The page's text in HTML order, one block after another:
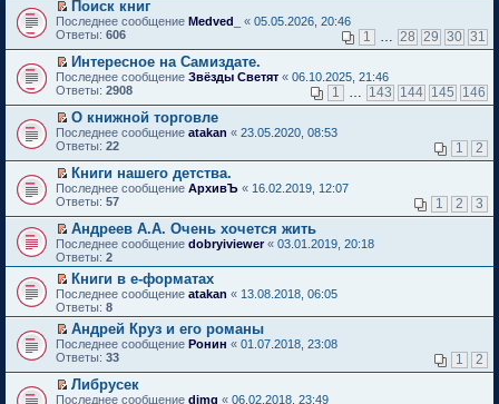
е
п
р
о
ч
и
т
а
н
н
о
м
у
с
о
о
б
щ
е
н
и
ю
р
в
о
м
у
н
е
п
р
о
ч
и
т
а
н
н
о
м
у
с
о
о
б
щ
е
н
и
ю
й
т
и
к
п
е
р
в
о
м
у
н
е
п
р
о
ч
и
т
а
н
н
о
м
у
с
о
о
б
П
е
е
й
т
и
к
п
е
р
в
о
м
у
н
е
п
р
о
ч
и
т
а
н
н
о
м
у
Поиск книг
Последнее сообщение Medved_ « 05.05.2026, 20:46
Ответы: 606 1 … 28 29 30 31
П
е
е
й
т
и
к
п
е
р
в
о
м
у
н
е
п
р
о
ч
и
а
н
Интересное на Самиздате.
Последнее сообщение Звёзды Светят « 06.10.2025, 21:46
Ответы: 2908 1 … 143 144 145 146
П
е
е
й
т
и
к
п
е
р
в
о
м
у
н
е
п
р
о
ч
О книжной торговле
Последнее сообщение atakan « 23.05.2020, 08:53
Ответы: 22 1 2
П
е
е
й
т
и
п
е
р
в
о
м
у
н
е
Книги нашего детства.
Последнее сообщение АрхивЪ « 16.02.2019, 12:07
Ответы: 57 1 2 3
П
е
р
е
й
т
и
к
п
е
р
в
о
Андреев А.А. Очень хочется жить
Последнее сообщение dobryiviewer« 03.01.2019, 20:18
Ответы: 2
П
е
р
е
й
т
и
к
п
Книги в е-форматах
Последнее сообщение atakan « 13.08.2018, 06:05
Ответы: 8
П
е
е
й
Андрей Круз и его романы
Последнее сообщение Ронин « 01.07.2018, 23:08
Ответы: 33 1 2
П
Либрусек
Последнее сообщение dimg « 06.02.2018, 23:49